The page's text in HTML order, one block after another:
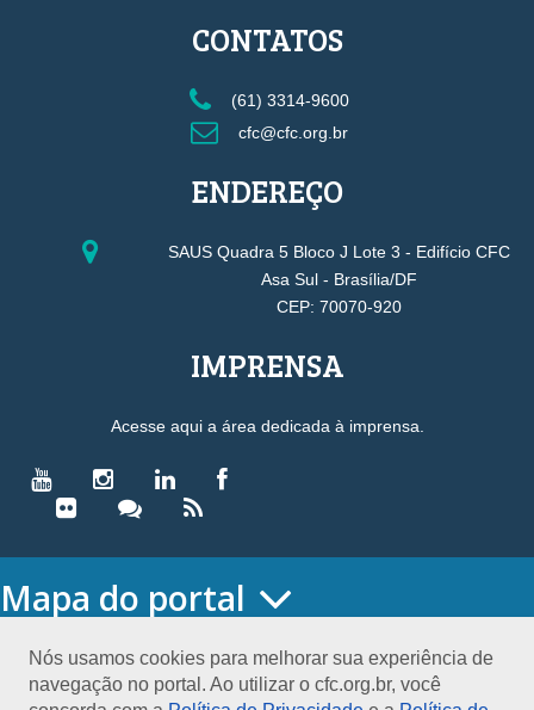
Nós usamos cookies para melhorar sua experiência de
navegação no portal. Ao utilizar o cfc.org.br, você
CONTATOS
(61) 3314-9600
cfc@cfc.org.br
ENDEREÇO
SAUS Quadra 5 Bloco J Lote 3 - Edifício CFC
Asa Sul - Brasília/DF
CEP: 70070-920
IMPRENSA
Acesse aqui a área dedicada à imprensa.
Mapa do portal
O CONSELHO
Conselho Diretor